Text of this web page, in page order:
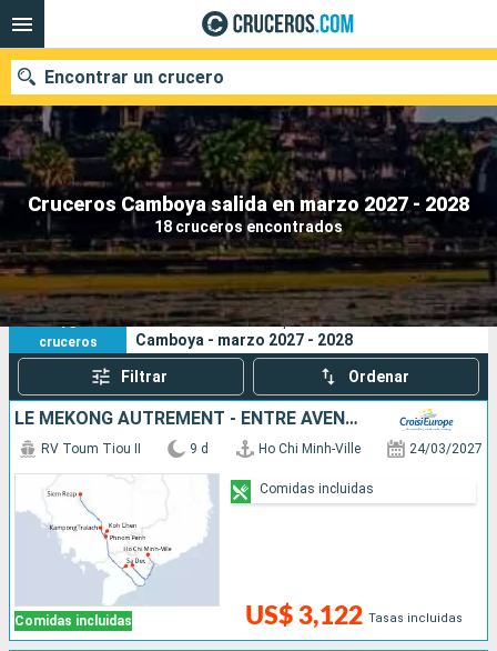
Cruceros Camboya salida en marzo 2027 - 2028
18 cruceros encontrados
Encontrar un crucero
Nuestros destinos
Fecha de salida
Puertos Compañías
Buscar
18
cruceros
Sus criterios de búsqueda:
Camboya - marzo 2027 - 2028
Filtrar Ordenar
LE MÉKONG AUTREMENT - ENTRE AVENTURE ET SITES INCONTOURNABLES
Comidas incluidas
RV Toum Tiou II 9 d Ho Chi Minh-Ville 24/03/2027
US$ 3,122 Tasas incluidas
Comidas incluidas